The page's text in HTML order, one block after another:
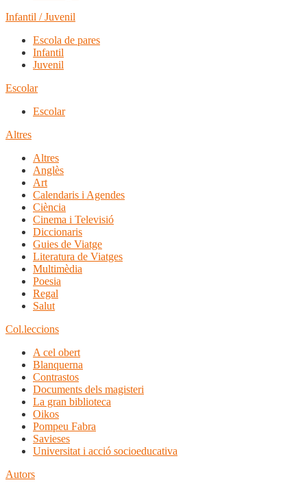
Infantil / Juvenil
Escola de pares
Infantil
Juvenil
Escolar
Escolar
Altres
Altres
Anglès
Art
Calendaris i Agendes
Ciència
Cinema i Televisió
Diccionaris
Guies de Viatge
Literatura de Viatges
Multimèdia
Poesia
Regal
Salut
Col.leccions
A cel obert
Blanquerna
Contrastos
Documents dels magisteri
La gran biblioteca
Oikos
Pompeu Fabra
Savieses
Universitat i acció socioeducativa
Autors